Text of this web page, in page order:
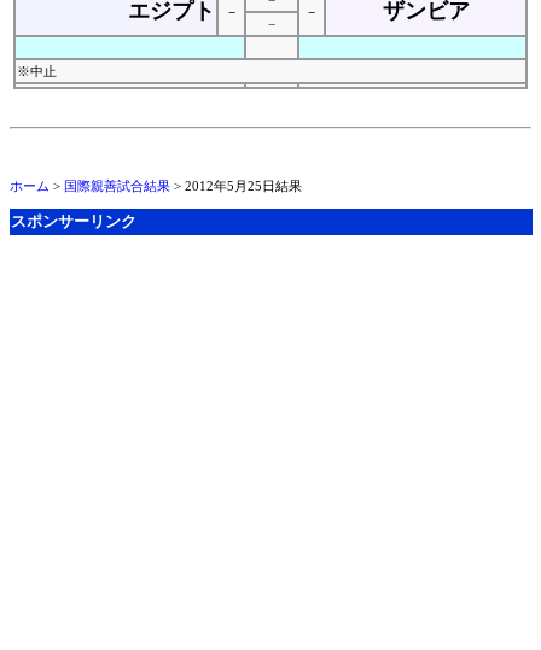
エジプト −
−
ザンビア
−
※中止
ホーム > 国際親善試合結果 > 2012年5月25日結果
スポンサーリンク